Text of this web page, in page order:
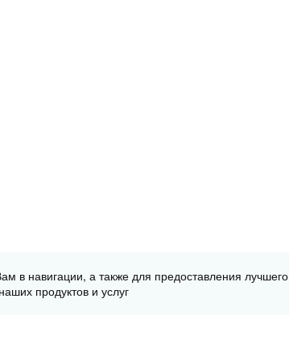
в навигации, а также для предоставления лучшего
продуктов и услуг